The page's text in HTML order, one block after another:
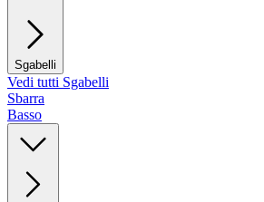
Sgabelli
Vedi tutti Sgabelli
Sbarra
Basso